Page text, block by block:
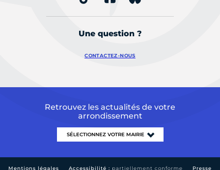
Une question ?
CONTACTEZ-NOUS
Retrouvez les actualités de votre
arrondissement
Mentions légales Accessibilité : partiellement conforme Presse